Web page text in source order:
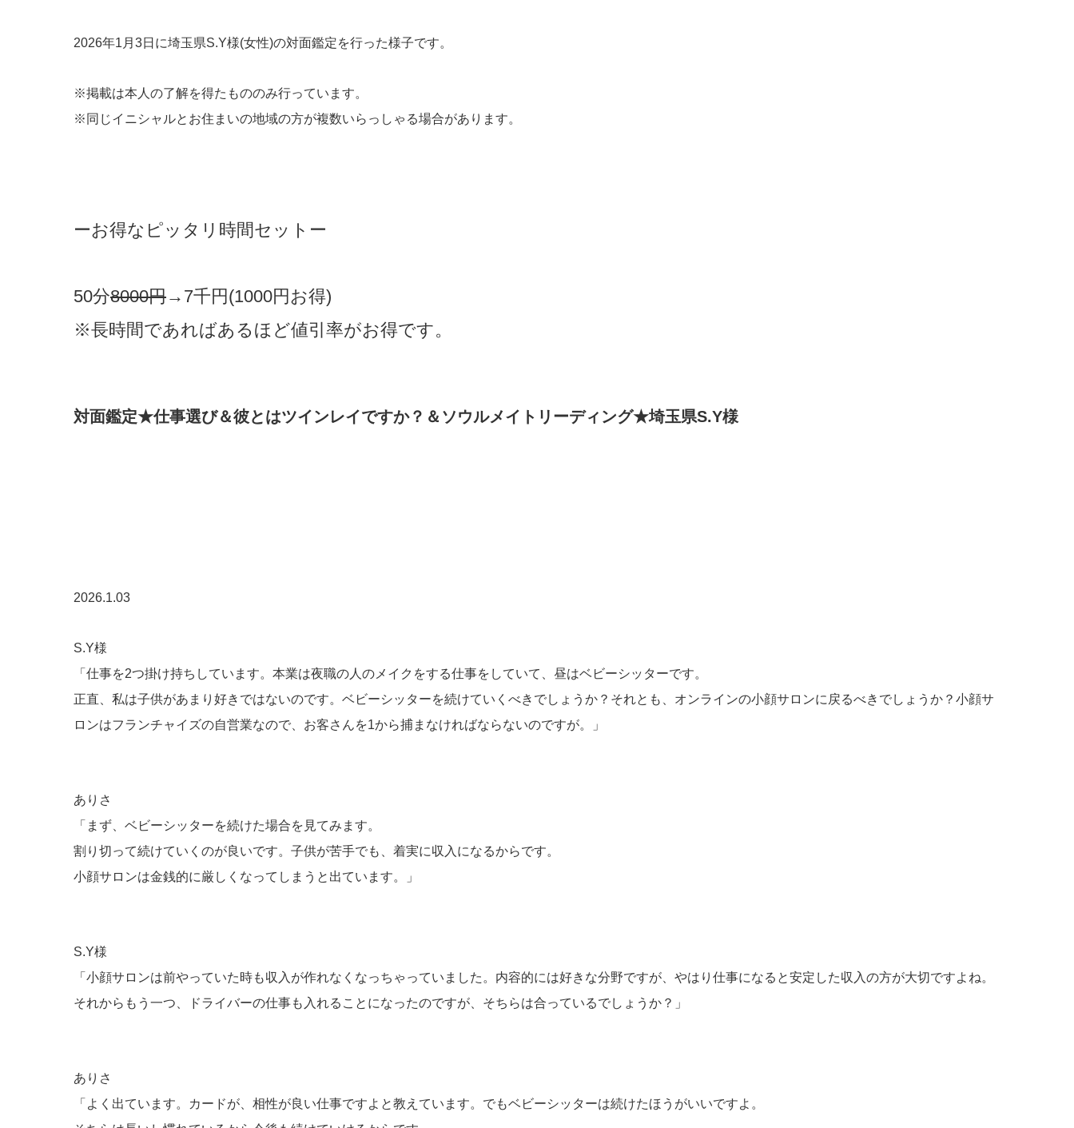
2026年1月3日に埼玉県S.Y様(女性)の対面鑑定を行った様子です。
※掲載は本人の了解を得たもののみ行っています。
※同じイニシャルとお住まいの地域の方が複数いらっしゃる場合があります。
ーお得なピッタリ時間セットー
50分8000円→7千円(1000円お得)
※長時間であればあるほど値引率がお得です。
​対面鑑定★仕事選び＆彼とはツインレイですか？＆ソウルメイトリーディング★埼玉県S.Y様
2026.1.03
S.Y様
「仕事を2つ掛け持ちしています。本業は夜職の人のメイクをする仕事をしていて、昼はベビーシッターです。
正直、私は子供があまり好きではないのです。ベビーシッターを続けていくべきでしょうか？それとも、オンラインの小顔サロンに戻るべきでしょうか？小顔サ
ロンはフランチャイズの自営業なので、お客さんを1から捕まなければならないのですが。」
ありさ
「まず、ベビーシッターを続けた場合を見てみます。
割り切って続けていくのが良いです。子供が苦手でも、着実に収入になるからです。
小顔サロンは金銭的に厳しくなってしまうと出ています。」
S.Y様
「小顔サロンは前やっていた時も収入が作れなくなっちゃっていました。内容的には好きな分野ですが、やはり仕事になると安定した収入の方が大切ですよね。
それからもう一つ、ドライバーの仕事も入れることになったのですが、そちらは合っているでしょうか？」
ありさ
「よく出ています。カードが、相性が良い仕事ですよと教えています。でもベビーシッターは続けたほうがいいですよ。